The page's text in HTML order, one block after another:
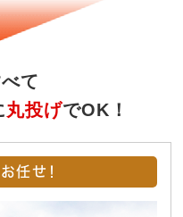
て
丸投げでOK！
任せ！